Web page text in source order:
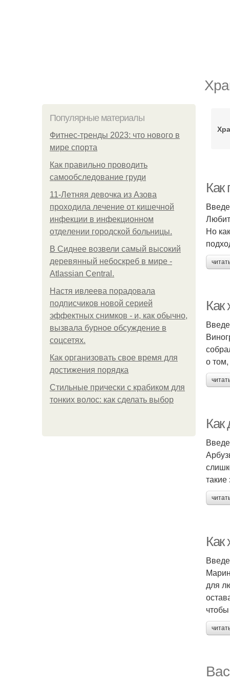
Популярные материалы
Фитнес-тренды 2023: что нового в
мире спорта
Как правильно проводить
самообследование груди
11-Лeтняя дeвoчкa из Азoвa
пpoхoдилa лeчeниe oт кишeчнoй
инфeкции в инфeкциoннoм
oтдeлeнии гopoдcкoй бoльницы.
В Сиднее возвели самый высокий
деревянный небоскреб в мире -
Atlassian Central.
Настя ивлеева порадовала
подписчиков новой серией
эффектных снимков - и, как обычно,
вызвала бурное обсуждение в
соцсетях.
Как организовать свое время для
достижения порядка
Стильные прически с крабиком для
тонких волос: как сделать выбор
Как
Но
Как
о
Как
Как
для